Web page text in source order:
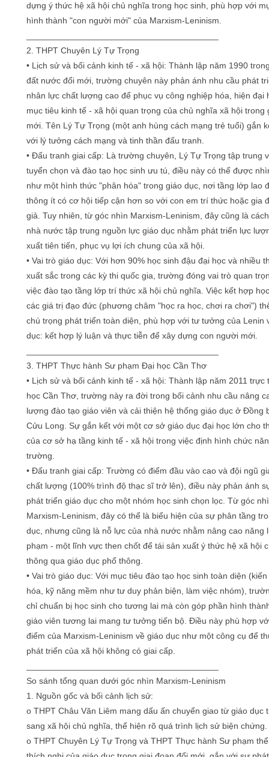
dựng ý thức hệ xã hội chủ nghĩa trong học sinh, phù hợp với
hình thành "con người mới" của Marxism-Leninism.
2. THPT Chuyên Lý Tự Trọng
• Lịch sử và bối cảnh kinh tế - xã hội: Thành lập năm 1990
đất nước đổi mới, trường chuyên này phản ánh nhu cầu phát
nhân lực chất lượng cao để phục vụ công nghiệp hóa, hiện đại
mục tiêu kinh tế - xã hội quan trọng của chủ nghĩa xã hội trong
mới. Tên Lý Tự Trọng (một anh hùng cách mạng trẻ tuổi) gắn
với lý tưởng cách mạng và tinh thần đấu tranh.
• Đấu tranh giai cấp: Là trường chuyên, Lý Tự Trọng tập trung
tuyển chọn và đào tạo học sinh ưu tú, điều này có thể được
như một hình thức "phân hóa" trong giáo dục, nơi tầng lớp lao
thông ít có cơ hội tiếp cận hơn so với con em trí thức hoặc gia
giả. Tuy nhiên, từ góc nhìn Marxism-Leninism, đây cũng là
nhà nước tập trung nguồn lực giáo dục nhằm phát triển lực
xuất tiên tiến, phục vụ lợi ích chung của xã hội.
• Vai trò giáo dục: Với hơn 90% học sinh đậu đại học và nhiều
xuất sắc trong các kỳ thi quốc gia, trường đóng vai trò quan
việc đào tạo tầng lớp trí thức xã hội chủ nghĩa. Việc kết hợp
các giá trị đạo đức (phương châm "học ra học, chơi ra chơi")
chú trọng phát triển toàn diện, phù hợp với tư tưởng của Lenin
dục: kết hợp lý luận và thực tiễn để xây dựng con người mới.
3. THPT Thực hành Sư phạm Đại học Cần Thơ
• Lịch sử và bối cảnh kinh tế - xã hội: Thành lập năm 2011 trực
học Cần Thơ, trường này ra đời trong bối cảnh nhu cầu nâng
lượng đào tạo giáo viên và cải thiện hệ thống giáo dục ở Đồng
Cửu Long. Sự gắn kết với một cơ sở giáo dục đại học lớn cho
của cơ sở hạ tầng kinh tế - xã hội trong việc định hình chức
trường.
• Đấu tranh giai cấp: Trường có điểm đầu vào cao và đội ngũ
chất lượng (100% trình độ thạc sĩ trở lên), điều này phản ánh
phát triển giáo dục cho một nhóm học sinh chọn lọc. Từ góc
Marxism-Leninism, đây có thể là biểu hiện của sự phân tầng
dục, nhưng cũng là nỗ lực của nhà nước nhằm nâng cao năng
phạm - một lĩnh vực then chốt để tái sản xuất ý thức hệ xã hội
thông qua giáo dục phổ thông.
• Vai trò giáo dục: Với mục tiêu đào tạo học sinh toàn diện
hóa, kỹ năng mềm như tư duy phản biện, làm việc nhóm),
chỉ chuẩn bị học sinh cho tương lai mà còn góp phần hình
giáo viên tương lai mang tư tưởng tiến bộ. Điều này phù hợp
điểm của Marxism-Leninism về giáo dục như một công cụ để
phát triển của xã hội không có giai cấp.
So sánh tổng quan dưới góc nhìn Marxism-Leninism
1. Nguồn gốc và bối cảnh lịch sử:
o THPT Châu Văn Liêm mang dấu ấn chuyển giao từ giáo dục
sang xã hội chủ nghĩa, thể hiện rõ quá trình lịch sử biện chứng.
o THPT Chuyên Lý Tự Trọng và THPT Thực hành Sư phạm